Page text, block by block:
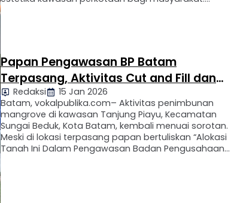
sebagai salah satu …
Papan Pengawasan BP Batam
Terpasang, Aktivitas Cut and Fill dan
Reklamasi Mangrove Masih Berlangsung
Redaksi
15 Jan 2026
Batam, vokalpublika.com– Aktivitas penimbunan
mangrove di kawasan Tanjung Piayu, Kecamatan
Sungai Beduk, Kota Batam, kembali menuai sorotan.
Meski di lokasi terpasang papan bertuliskan “Alokasi
Tanah Ini Dalam Pengawasan Badan Pengusahaan